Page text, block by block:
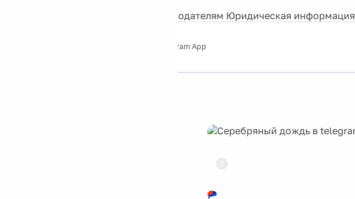
Рекламодателям Юридическая информация
Telegram App